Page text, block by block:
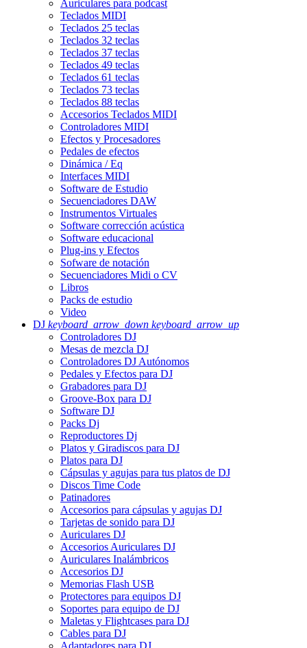
Auriculares para podcast
Teclados MIDI
Teclados 25 teclas
Teclados 32 teclas
Teclados 37 teclas
Teclados 49 teclas
Teclados 61 teclas
Teclados 73 teclas
Teclados 88 teclas
Accesorios Teclados MIDI
Controladores MIDI
Efectos y Procesadores
Pedales de efectos
Dinámica / Eq
Interfaces MIDI
Software de Estudio
Secuenciadores DAW
Instrumentos Virtuales
Software corrección acústica
Software educacional
Plug-ins y Efectos
Sofware de notación
Secuenciadores Midi o CV
Libros
Packs de estudio
Video
DJ keyboard_arrow_down keyboard_arrow_up
Controladores DJ
Mesas de mezcla DJ
Controladores DJ Autónomos
Pedales y Efectos para DJ
Grabadores para DJ
Groove-Box para DJ
Software DJ
Packs Dj
Reproductores Dj
Platos y Giradiscos para DJ
Platos para DJ
Cápsulas y agujas para tus platos de DJ
Discos Time Code
Patinadores
Accesorios para cápsulas y agujas DJ
Tarjetas de sonido para DJ
Auriculares DJ
Accesorios Auriculares DJ
Auriculares Inalámbricos
Accesorios DJ
Memorias Flash USB
Protectores para equipos DJ
Soportes para equipo de DJ
Maletas y Flightcases para DJ
Cables para DJ
Adaptadores para DJ